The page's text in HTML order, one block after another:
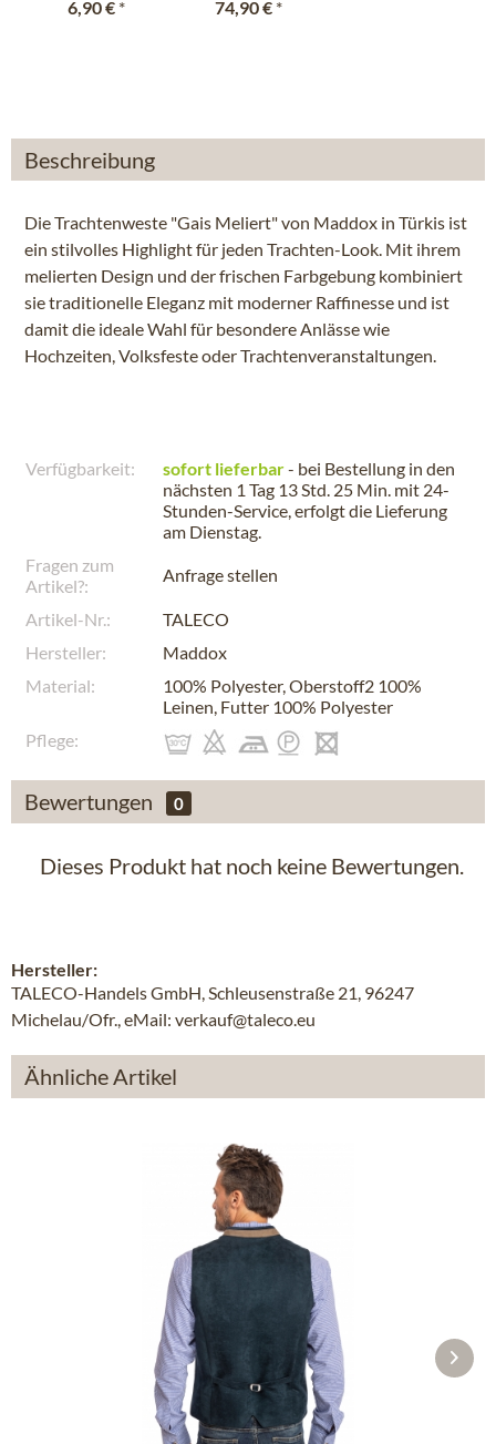
6,90 € * 74,90 € *
Beschreibung
Die Trachtenweste "Gais Meliert" von Maddox in Türkis ist
ein stilvolles Highlight für jeden Trachten-Look. Mit ihrem
melierten Design und der frischen Farbgebung kombiniert
sie traditionelle Eleganz mit moderner Raffinesse und ist
damit die ideale Wahl für besondere Anlässe wie
Hochzeiten, Volksfeste oder Trachtenveranstaltungen.
Verfügbarkeit: sofort lieferbar- bei Bestellung in den
nächsten 1 Tag 13 Std. 25 Min. mit 24-
Stunden-Service, erfolgt die Lieferung
am Dienstag.
Fragen zum
Artikel?:
Anfrage stellen
Artikel-Nr.:
TALECO
Hersteller:
Maddox
Material:
100% Polyester, Oberstoff2 100%
Leinen, Futter 100% Polyester
Pflege:
Bewertungen 0
Dieses Produkt hat noch keine Bewertungen.
Hersteller:
TALECO-Handels GmbH, Schleusenstraße 21, 96247
Michelau/Ofr., eMail: verkauf@taleco.eu
Ähnliche Artikel